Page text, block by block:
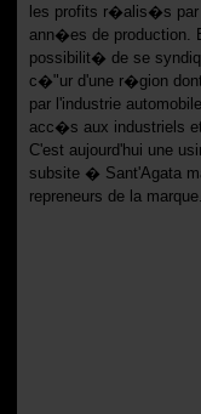
les profits r�alis�s par
ann�es de production.
possibilit� de se
c�"ur d'une r�gion
par l'industrie
acc�s aux industriels
C'est aujourd'hui une
subsite � Sant'Agata
repreneurs de la marque.